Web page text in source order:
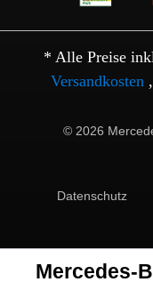
* Alle Preise
Versandkosten
© 2026
Datenschutz
Mercedes-